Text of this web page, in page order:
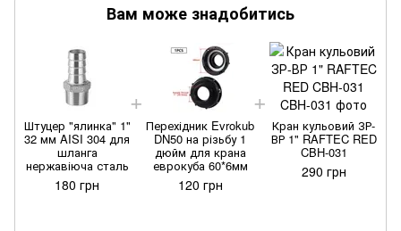
Вам може знадобитись
Штуцер "ялинка" 1"
32 мм AISI 304 для
шланга
нержавіюча сталь
180 грн
Перехідник Evrokub
DN50 на різьбу 1
дюйм для крана
еврокуба 60*6мм
120 грн
Кран кульовий ЗР-
ВР 1" RAFTEC RED
CBH-031
290 грн